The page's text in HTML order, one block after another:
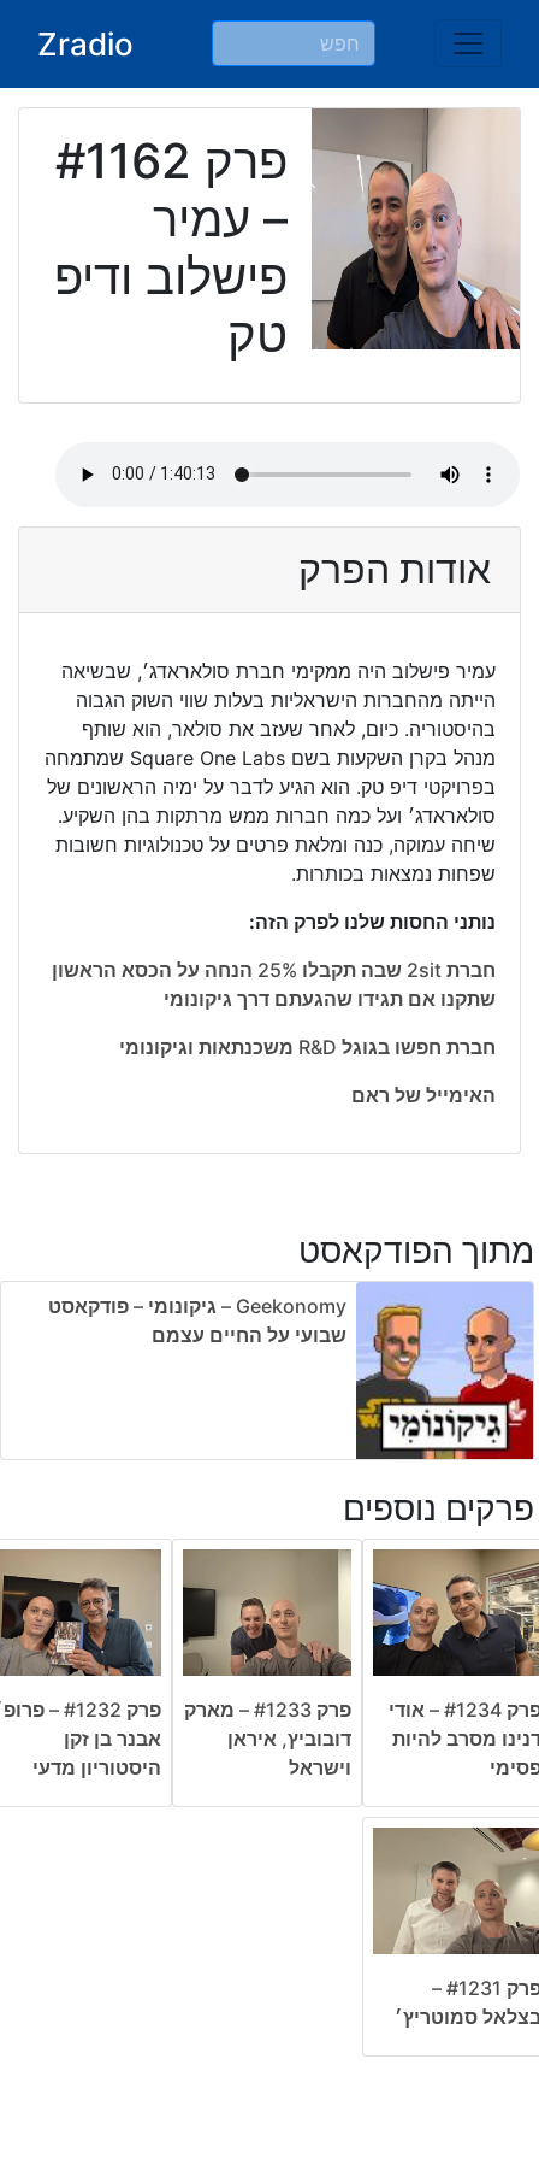
Zradio
פרק #1162
– עמיר
פישלוב ודיפ
טק
אודות הפרק
עמיר פישלוב היה ממקימי חברת סולאראדג׳, שבשיאה
הייתה מהחברות הישראליות בעלות שווי השוק הגבוה
בהיסטוריה. כיום, לאחר שעזב את סולאר, הוא שותף
מנהל בקרן השקעות בשם Square One Labs שמתמחה
בפרויקטי דיפ טק. הוא הגיע לדבר על ימיה הראשונים של
סולאראדג׳ ועל כמה חברות ממש מרתקות בהן השקיע.
שיחה עמוקה, כנה ומלאת פרטים על טכנולוגיות חשובות
שפחות נמצאות בכותרות.
נותני החסות שלנו לפרק הזה:
חברת 2sit שבה תקבלו 25% הנחה על הכסא הראשון
שתקנו אם תגידו שהגעתם דרך גיקונומי
חברת חפשו בגוגל R&D משכנתאות וגיקונומי
האימייל של ראם
מתוך הפודקאסט
Geekonomy – גיקונומי – פודקאסט
שבועי על החיים עצמם
פרקים נוספים
פרק #1234 – אודי
מסרב להיות
פרק #1233 – מארק
דובוביץ, איראן
וישראל
פרק #1232 –
אבנר בן זקן
היסטוריון מדעי
פרק #1231 –
סמוטריץ׳